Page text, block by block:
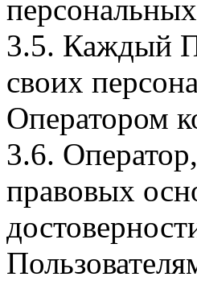
3.5. Каждый
своих
Оператором
3.6.
правовых